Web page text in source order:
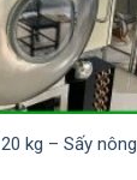
kg – Sấy nông